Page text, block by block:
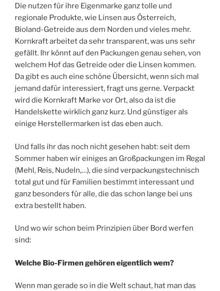
Die nutzen für ihre Eigenmarke ganz tolle und
regionale Produkte, wie Linsen aus Österreich,
Bioland-Getreide aus dem Norden und vieles mehr.
Kornkraft arbeitet da sehr transparent, was uns sehr
gefällt. Ihr könnt auf den Packungen genau sehen, von
welchem Hof das Getreide oder die Linsen kommen.
Da gibt es auch eine schöne Übersicht, wenn sich mal
jemand dafür interessiert, fragt uns gerne. Verpackt
wird die Kornkraft Marke vor Ort, also da ist die
Handelskette wirklich ganz kurz. Und günstiger als
einige Herstellermarken ist das eben auch.
Und falls ihr das noch nicht gesehen habt: seit dem
Sommer haben wir einiges an Großpackungen im Regal
(Mehl, Reis, Nudeln,…), die sind verpackungstechnisch
total gut und für Familien bestimmt interessant und
ganz besonders für alle, die das schon lange bei uns
extra bestellt haben.
Und wo wir schon beim Prinzipien über Bord werfen
sind:
Welche Bio-Firmen gehören eigentlich wem?
Wenn man gerade so in die Welt schaut, hat man das